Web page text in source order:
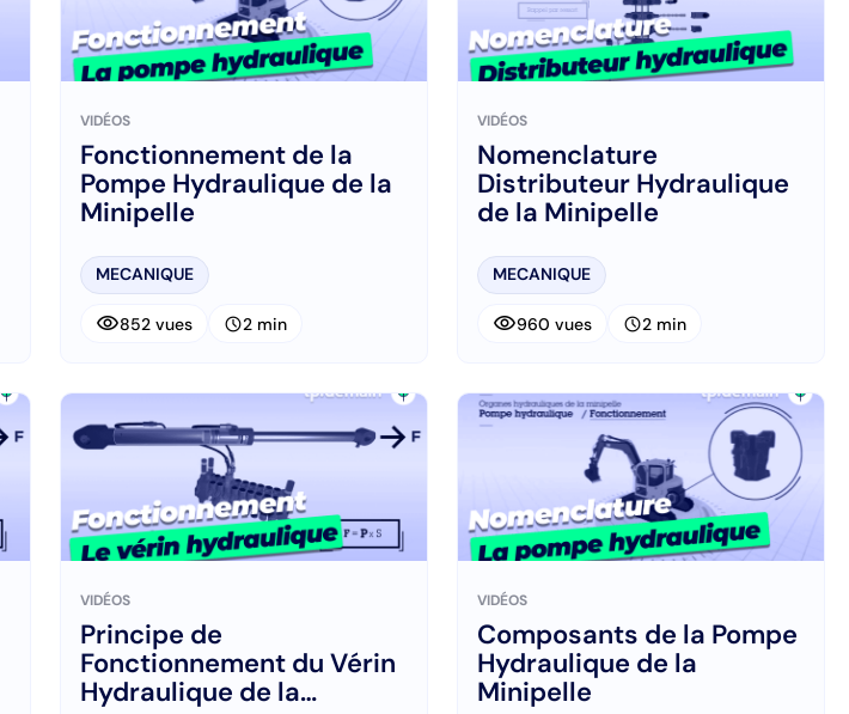
VIDÉOS
Fonctionnement de la
Pompe Hydraulique de la
Minipelle
MECANIQUE
visibility852 vues schedule2 min
VIDÉOS
Nomenclature
Distributeur Hydraulique
de la Minipelle
MECANIQUE
visibility960 vues schedule2 min
VIDÉOS
Principe de
Fonctionnement du Vérin
Hydraulique de la
VIDÉOS
Composants de la Pompe
Hydraulique de la
Minipelle